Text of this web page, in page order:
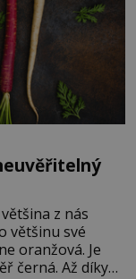
z nás
většinu své
oranžová. Je
černá. Až díky